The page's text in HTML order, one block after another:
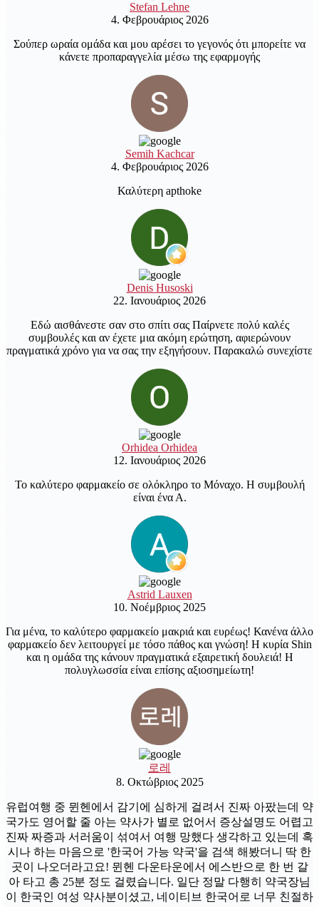
Stefan Lehne
4. Φεβρουάριος 2026
Σούπερ ωραία ομάδα και μου αρέσει το γεγονός ότι μπορείτε να
κάνετε προπαραγγελία μέσω της εφαρμογής
Semih Kachcar
4. Φεβρουάριος 2026
Καλύτερη apthoke
Denis Husoski
22. Ιανουάριος 2026
Εδώ αισθάνεστε σαν στο σπίτι σας Παίρνετε πολύ καλές
συμβουλές και αν έχετε μια ακόμη ερώτηση, αφιερώνουν
πραγματικά χρόνο για να σας την εξηγήσουν. Παρακαλώ συνεχίστε
Orhidea Orhidea
12. Ιανουάριος 2026
Το καλύτερο φαρμακείο σε ολόκληρο το Μόναχο. Η συμβουλή
είναι ένα Α.
Astrid Lauxen
10. Νοέμβριος 2025
Για μένα, το καλύτερο φαρμακείο μακριά και ευρέως! Κανένα άλλο
φαρμακείο δεν λειτουργεί με τόσο πάθος και γνώση! Η κυρία Shin
και η ομάδα της κάνουν πραγματικά εξαιρετική δουλειά! Η
πολυγλωσσία είναι επίσης αξιοσημείωτη!
로레
8. Οκτώβριος 2025
유럽여행 중 뮌헨에서 감기에 심하게 걸려서 진짜 아팠는데 약
국가도 영어할 줄 아는 약사가 별로 없어서 증상설명도 어렵고
진짜 짜증과 서러움이 섞여서 여행 망했다 생각하고 있는데 혹
시나 하는 마음으로 '한국어 가능 약국'을 검색 해봤더니 딱 한
곳이 나오더라고요! 뮌헨 다운타운에서 에스반으로 한 번 갈
아 타고 총 25분 정도 걸렸습니다. 일단 정말 다행히 약국장님
이 한국인 여성 약사분이셨고, 네이티브 한국어로 너무 친절하